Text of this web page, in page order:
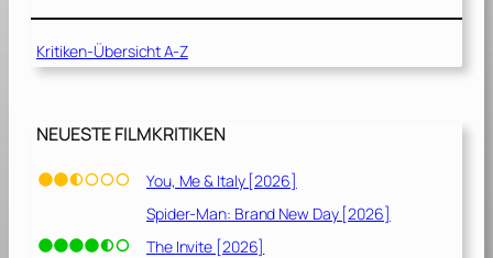
Kritiken-Übersicht A-Z
NEUESTE FILMKRITIKEN
You, Me & Italy [2026]
Spider-Man: Brand New Day [2026]
The Invite [2026]